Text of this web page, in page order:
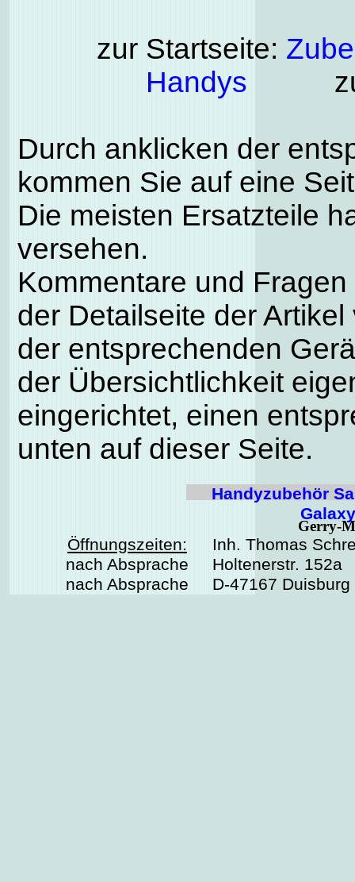
zur Startseite:
Handys
Durch anklicken der
kommen Sie auf eine
Die meisten Ersatzteile
versehen.
Kommentare und
der Detailseite der
der entsprechenden
der Übersichtlichkeit
eingerichtet, einen
unten auf dieser Seite.
Handyzubehör
Gerry-
Öffnungszeiten:
Inh. Thomas
nach Absprache
Holtenerstr. 152a
nach Absprache
D-47167 Duisburg